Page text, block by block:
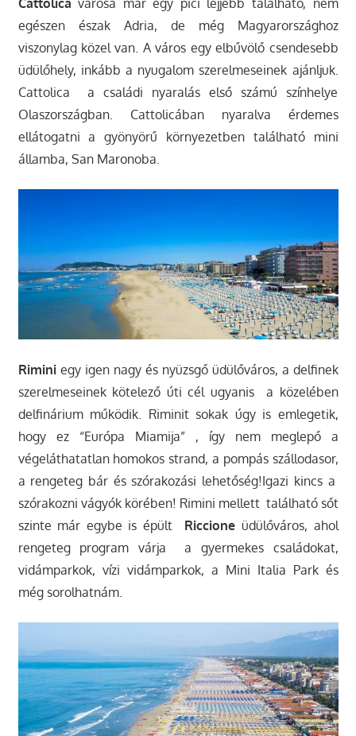
egészen észak Adria, de még Magyarországhoz
viszonylag közel van. A város egy elbűvölő csendesebb
üdülőhely, inkább a nyugalom szerelmeseinek ajánljuk.
Cattolica a családi nyaralás első számú színhelye
Olaszországban. Cattolicában nyaralva érdemes
ellátogatni a gyönyörű környezetben található mini
államba, San Maronoba.
Riminiegy igen nagy és nyüzsgő üdülőváros, a delfinek
szerelmeseinek kötelező úti cél ugyanis a közelében
delfinárium működik. Riminit sokak úgy is emlegetik,
hogy ez “Európa Miamija” , így nem meglepő a
végeláthatatlan homokos strand, a pompás szállodasor,
a rengeteg bár és szórakozási lehetőség!Igazi kincs a
szórakozni vágyók körében! Rimini mellett található sőt
szinte már egybe is épült Riccione üdülőváros, ahol
rengeteg program várja a gyermekes családokat,
vidámparkok, vízi vidámparkok, a Mini Italia Park és
még sorolhatnám.